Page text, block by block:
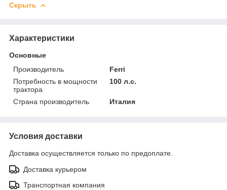
Скрыть
Характеристики
Основные
Производитель
Ferri
Потребность в мощности
трактора
100 л.с.
Страна производитель Италия
Условия доставки
Доставка осуществляется только по предоплате.
Доставка курьером
Транспортная компания